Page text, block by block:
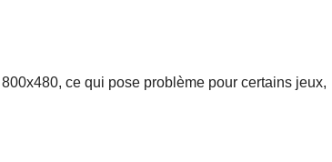
ce qui pose problème pour certains jeux,